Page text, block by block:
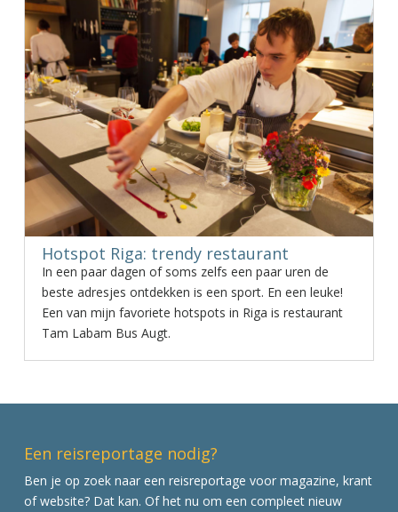
Hotspot Riga: trendy restaurant
In een paar dagen of soms zelfs een paar uren de
beste adresjes ontdekken is een sport. En een leuke!
Een van mijn favoriete hotspots in Riga is restaurant
Tam Labam Bus Augt.
Een reisreportage nodig?
Ben je op zoek naar een reisreportage voor magazine, krant
of website? Dat kan. Of het nu om een compleet nieuw